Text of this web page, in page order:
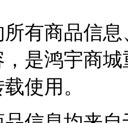
有商品信
是鸿宇商
使用。